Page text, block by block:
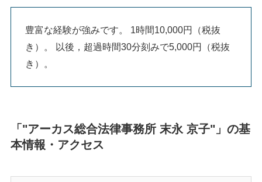
豊富な経験が強みです。 1時間10,000円（税抜
き）。 以後，超過時間30分刻みで5,000円（税抜
き）。
「"アーカス総合法律事務所 末永 京子"」の基
本情報・アクセス